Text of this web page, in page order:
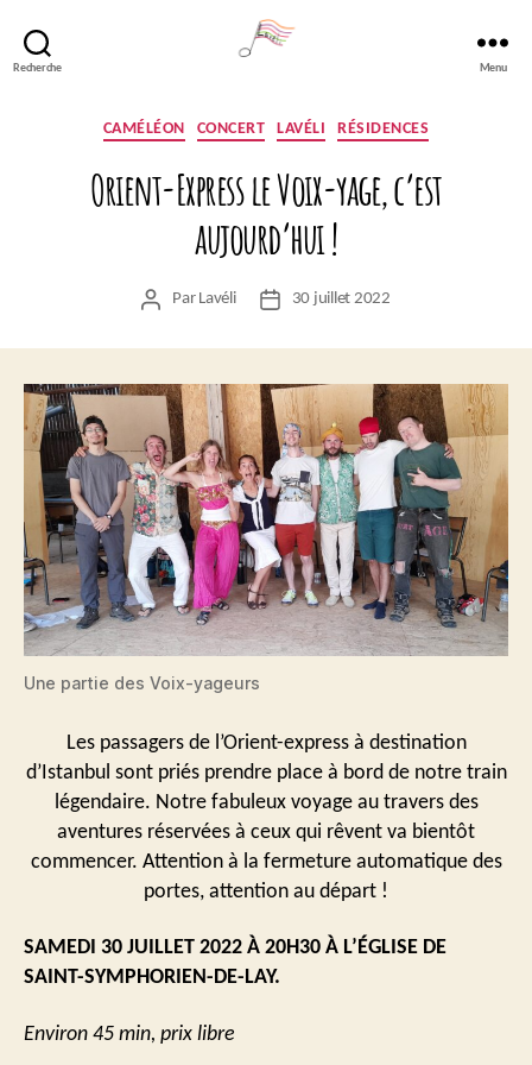
Recherche Menu
Catégories
CAMÉLÉON CONCERT LAVÉLI RÉSIDENCES
Orient-Express le Voix-yage, c’est
aujourd’hui !
Auteur
l’article
Par Lavéli
Date
l’article
30 juillet 2022
Une partie des Voix-yageurs
Les passagers de l’Orient-express à destination
d’Istanbul sont priés prendre place à bord de notre train
légendaire. Notre fabuleux voyage au travers des
aventures réservées à ceux qui rêvent va bientôt
commencer. Attention à la fermeture automatique des
portes, attention au départ !
SAMEDI 30 JUILLET 2022 À 20H30 À L’ÉGLISE DE
SAINT-SYMPHORIEN-DE-LAY.
Environ 45 min, prix libre